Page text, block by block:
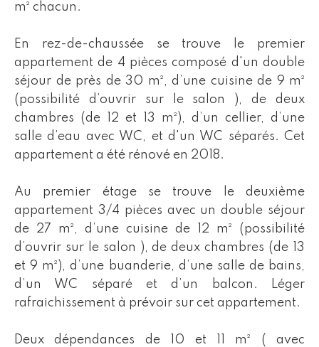
m² chacun.
En rez-de-chaussée se trouve le premier
appartement de 4 pièces composé d'un double
séjour de près de 30 m², d’une cuisine de 9 m²
(possibilité d’ouvrir sur le salon ), de deux
chambres (de 12 et 13 m²), d’un cellier, d’une
salle d’eau avec WC, et d'un WC séparés. Cet
appartement a été rénové en 2018.
Au premier étage se trouve le deuxième
appartement 3/4 pièces avec un double séjour
de 27 m², d’une cuisine de 12 m² (possibilité
d’ouvrir sur le salon ), de deux chambres (de 13
et 9 m²), d’une buanderie, d’une salle de bains,
d’un WC séparé et d’un balcon. Léger
rafraichissement à prévoir sur cet appartement.
Deux dépendances de 10 et 11 m² ( avec